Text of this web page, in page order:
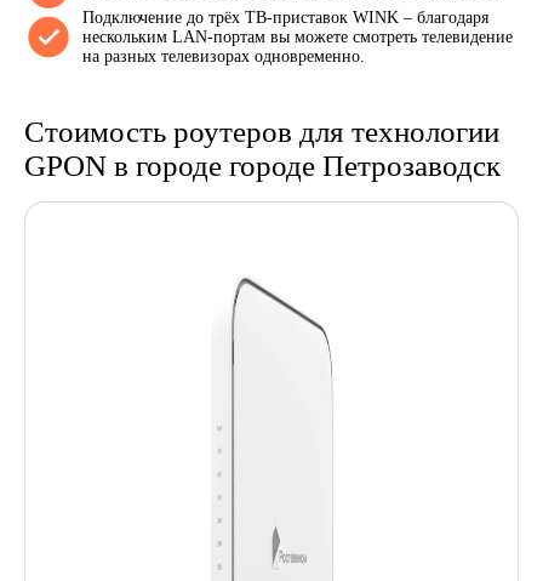
Подключение до трёх ТВ-приставок WINK – благодаря
нескольким LAN-портам вы можете смотреть телевидение
на разных телевизорах одновременно.
Стоимость роутеров для технологии
GPON в городе городе Петрозаводск